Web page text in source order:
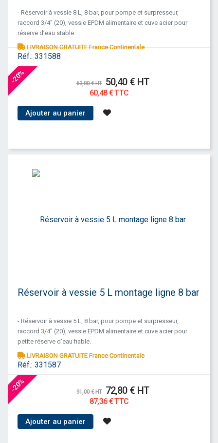
Réf.: 331588
- Réservoir à vessie 8 L, 8 bar, pour pompe et surpresseur,
raccord 3/4'' (20), vessie EPDM alimentaire et cuve acier pour
réserve d’eau stable.
LIVRAISON GRATUITE France Continentale
-20% 63,00 € HT 50,40 € HT
60,48 € TTC
Ajouter au panier
Réf.: 331587
Réservoir à vessie 5 L montage ligne 8 bar
- Réservoir à vessie 5 L, 8 bar, pour pompe et surpresseur,
raccord 3/4'' (20), vessie EPDM alimentaire et cuve acier pour
petite réserve d’eau fiable.
LIVRAISON GRATUITE France Continentale
-20% 91,00 € HT 72,80 € HT
87,36 € TTC
Ajouter au panier